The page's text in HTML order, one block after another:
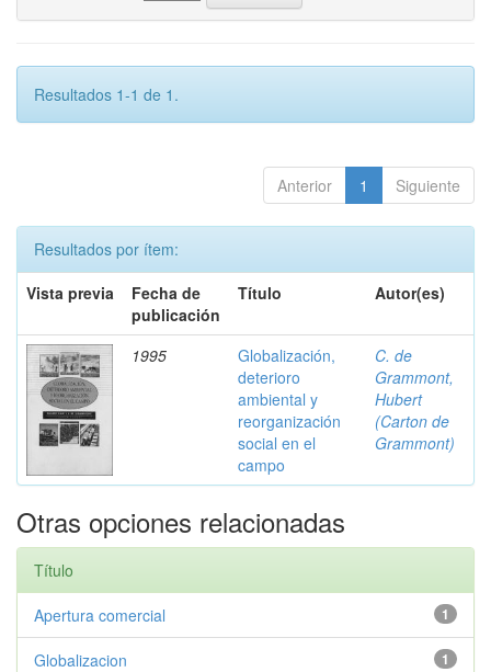
Resultados 1-1 de 1.
Anterior 1 Siguiente
Resultados por ítem:
Vista previa
Fecha de
publicación
Título Autor(es)
1995
Globalización,
deterioro
ambiental y
reorganización
social en el
campo
C. de
Grammont,
Hubert
(Carton de
Grammont)
Otras opciones relacionadas
Título
1
Apertura comercial
1
Globalizacion